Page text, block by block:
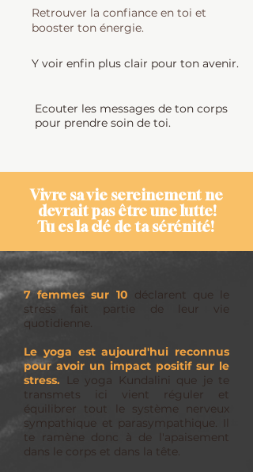
Retrouver la confiance en toi et
booster ton énergie.
​Y voir enfin plus clair pour ton avenir.
Ecouter les messages de ton corps
pour prendre soin de toi.
Vivre sa vie sereinement ne
devrait pas être une lutte!
Tu es la clé de ta sérénité!
7 femmes sur 10 déclarent que le
stress fait partie de leur vie
quotidienne.
Le yoga est aujourd'hui reconnus
pour avoir un impact positif sur le
stress.
Le yoga Kundalini que je te
transmets ici vient réguler et
équilibrer tout le système nerveux
sympathique et parasympathique. Il
te ramène donc à de l'apaisement
dans le corps et dans la tête.